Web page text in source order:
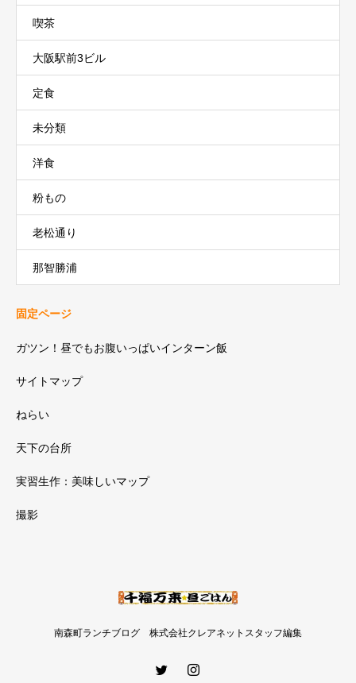
喫茶
大阪駅前3ビル
定食
未分類
洋食
粉もの
老松通り
那智勝浦
固定ページ
ガツン！昼でもお腹いっぱいインターン飯
サイトマップ
ねらい
天下の台所
実習生作：美味しいマップ
撮影
南森町ランチブログ 株式会社クレアネットスタッフ編集